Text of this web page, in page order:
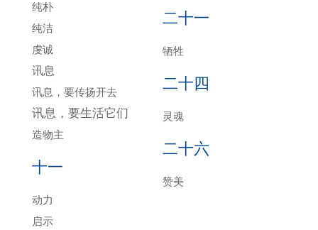
纯朴
纯洁
虔诚
讯息
讯息，要传扬开去
讯息，要生活它们
造物主
十一
动力
启示
二十一
牺牲
二十四
灵魂
二十六
赞美